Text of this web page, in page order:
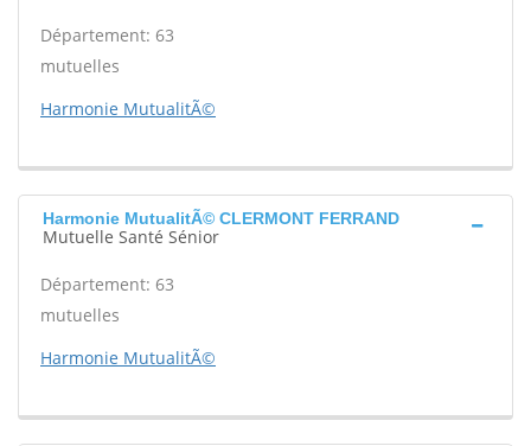
Département: 63
mutuelles
Harmonie MutualitÃ©
Harmonie MutualitÃ© CLERMONT FERRAND
Mutuelle Santé Sénior
Département: 63
mutuelles
Harmonie MutualitÃ©